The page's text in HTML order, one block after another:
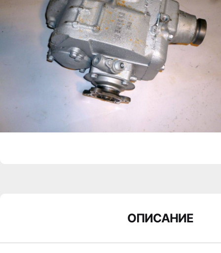
ОПИСАНИЕ